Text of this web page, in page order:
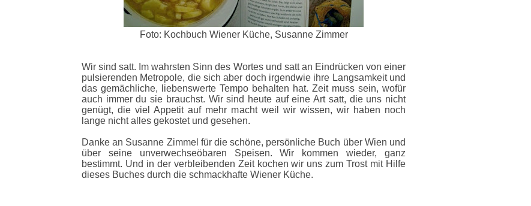
Foto: Kochbuch Wiener Küche, Susanne Zimmer
Wir sind satt. Im wahrsten Sinn des Wortes und satt an Eindrücken von einer
pulsierenden Metropole, die sich aber doch irgendwie ihre Langsamkeit und
das gemächliche, liebenswerte Tempo behalten hat. Zeit muss sein, wofür
auch immer du sie brauchst. Wir sind heute auf eine Art satt, die uns nicht
genügt, die viel Appetit auf mehr macht weil wir wissen, wir haben noch
lange nicht alles gekostet und gesehen.
Danke an Susanne Zimmel für die schöne, persönliche Buch über Wien und
über seine unverwechseöbaren Speisen. Wir kommen wieder, ganz
bestimmt. Und in der verbleibenden Zeit kochen wir uns zum Trost mit Hilfe
dieses Buches durch die schmackhafte Wiener Küche.